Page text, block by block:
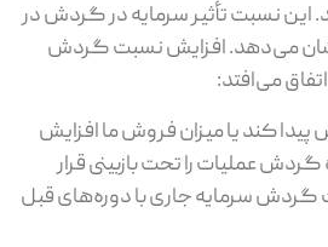
این نسبت تأثیر سرمایه در گردش در
می‌دهد. افزایش نسبت گردش
می‌افتد:
کند یا میزان فروش ما افزایش
عملیات را تحت بازبینی قرار
سرمایه جاری با دوره‌های قبل